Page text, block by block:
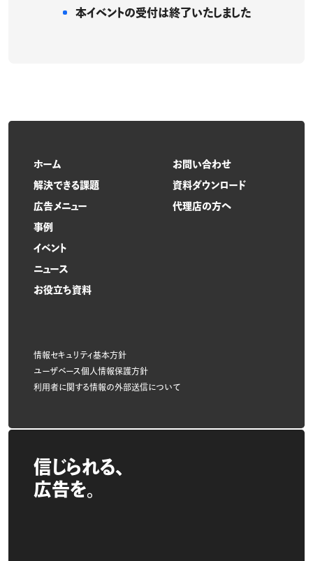
本イベントの受付は終了いたしました
ホーム
解決できる課題
広告メニュー
事例
イベント
ニュース
お役立ち資料
お問い合わせ
資料ダウンロード
代理店の方へ
情報セキュリティ基本方針
ユーザベース個人情報保護方針
利用者に関する情報の外部送信について
信じられる、
広告を。